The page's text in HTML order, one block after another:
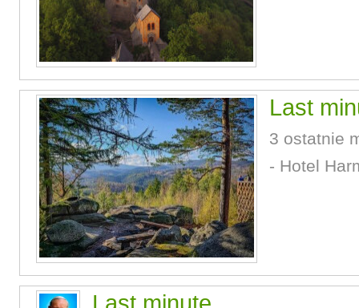
Last
3 ostatnie
- Hotel